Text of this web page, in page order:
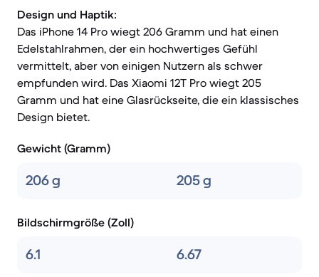
Design und Haptik:
Das iPhone 14 Pro wiegt 206 Gramm und hat einen
Edelstahlrahmen, der ein hochwertiges Gefühl
vermittelt, aber von einigen Nutzern als schwer
empfunden wird. Das Xiaomi 12T Pro wiegt 205
Gramm und hat eine Glasrückseite, die ein klassisches
Design bietet.
Gewicht (Gramm)
206 g 205 g
Bildschirmgröße (Zoll)
6.1 6.67